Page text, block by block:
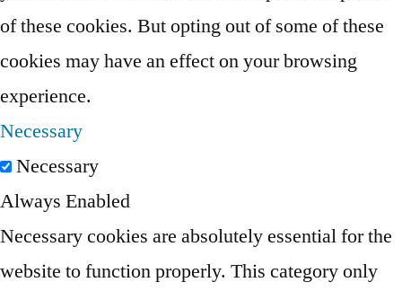
of these cookies. But opting out of some of these
cookies may have an effect on your browsing
experience.
Necessary
Necessary
Always Enabled
Necessary cookies are absolutely essential for the
website to function properly. This category only